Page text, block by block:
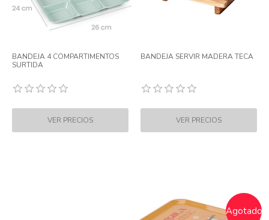
BANDEJA 4 COMPARTIMENTOS
SURTIDA
BANDEJA SERVIR MADERA TECA
Agotado